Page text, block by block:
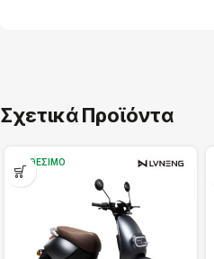
Σχετικά Προϊόντα
ΔΙΑΘΈΣΙΜΟ